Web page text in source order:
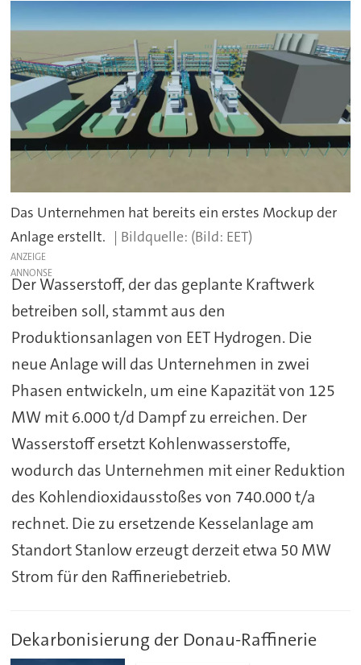
Das Unternehmen hat bereits ein erstes Mockup der
Anlage erstellt.
(Bild: EET)
ANZEIGE
Der Wasserstoff, der das geplante Kraftwerk
betreiben soll, stammt aus den
Produktionsanlagen von EET Hydrogen. Die
neue Anlage will das Unternehmen in zwei
Phasen entwickeln, um eine Kapazität von 125
MW mit 6.000 t/d Dampf zu erreichen. Der
Wasserstoff ersetzt Kohlenwasserstoffe,
wodurch das Unternehmen mit einer Reduktion
des Kohlendioxidausstoßes von 740.000 t/a
rechnet. Die zu ersetzende Kesselanlage am
Standort Stanlow erzeugt derzeit etwa 50 MW
Strom für den Raffineriebetrieb.
Dekarbonisierung der Donau-Raffinerie